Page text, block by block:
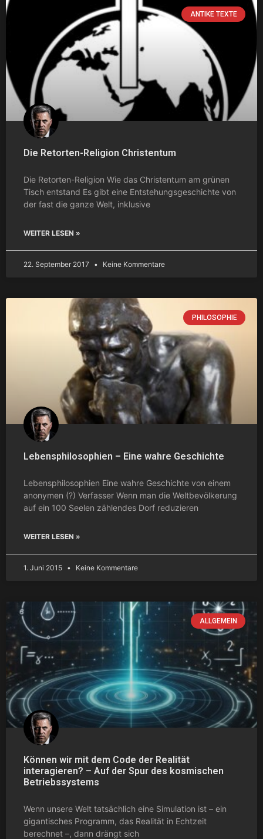
ANTIKE TEXTE
Die Retorten-Religion Christentum
Die Retorten-Religion Wie das Christentum am grünen
Tisch entstand Es gibt eine Entstehungsgeschichte von
der fast die ganze Welt, inklusive
WEITER LESEN »
22. September 2017 Keine Kommentare
PHILOSOPHIE
Lebensphilosophien – Eine wahre Geschichte
Lebensphilosophien Eine wahre Geschichte von einem
anonymen (?) Verfasser Wenn man die Weltbevölkerung
auf ein 100 Seelen zählendes Dorf reduzieren
WEITER LESEN »
1. Juni 2015 Keine Kommentare
ALLGEMEIN
Können wir mit dem Code der Realität
interagieren? – Auf der Spur des kosmischen
Betriebssystems
Wenn unsere Welt tatsächlich eine Simulation ist – ein
gigantisches Programm, das Realität in Echtzeit
berechnet –, dann drängt sich